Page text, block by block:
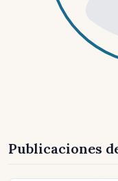
Publicaciones